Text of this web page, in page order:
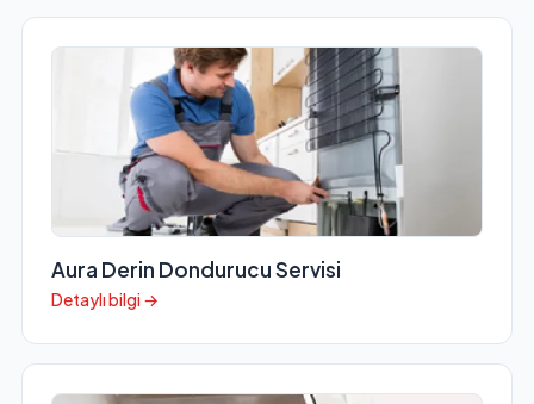
Aura Derin Dondurucu Servisi
Detaylı bilgi →